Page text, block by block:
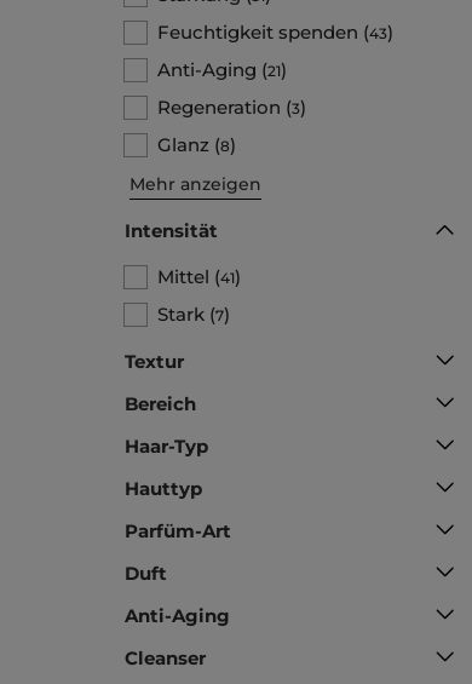
Feuchtigkeit spenden (43)
Anti-Aging (21)
Regeneration (3)
Glanz (8)
Mehr anzeigen
Intensität
Mittel (41)
Stark (7)
Textur
Bereich
Haar-Typ
Hauttyp
Parfüm-Art
Duft
Anti-Aging
Cleanser